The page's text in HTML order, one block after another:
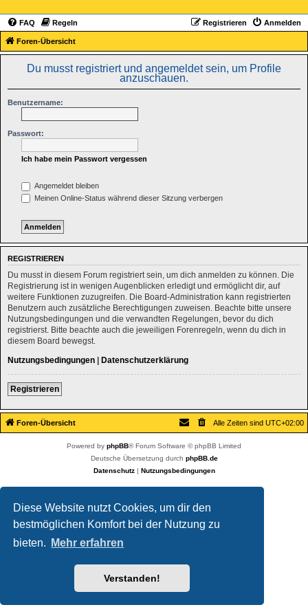
Diese Website nutzt Cookies, um dir den
bestmöglichen Komfort bei der Nutzung zu
bieten.
Mehr erfahren
Verstanden!
FAQ Regeln Anmelden
Registrieren
Foren-Übersicht
Du musst registriert und angemeldet sein, um Profile
anzuschauen.
Benutzername:
Passwort:
Ich habe mein Passwort vergessen
Angemeldet bleiben
Meinen Online-Status während dieser Sitzung verbergen
REGISTRIEREN
Du musst in diesem Forum registriert sein, um dich anmelden zu können. Die
Registrierung ist in wenigen Augenblicken erledigt und ermöglicht dir, auf
weitere Funktionen zuzugreifen. Die Board-Administration kann registrierten
Benutzern auch zusätzliche Berechtigungen zuweisen. Beachte bitte unsere
Nutzungsbedingungen und die verwandten Regelungen, bevor du dich
registrierst. Bitte beachte auch die jeweiligen Forenregeln, wenn du dich in
diesem Board bewegst.
Nutzungsbedingungen | Datenschutzerklärung
Registrieren
Foren-Übersicht Alle Zeiten sind UTC+02:00
Powered by phpBB® Forum Software © phpBB Limited
Deutsche Übersetzung durch phpBB.de
Datenschutz| Nutzungsbedingungen